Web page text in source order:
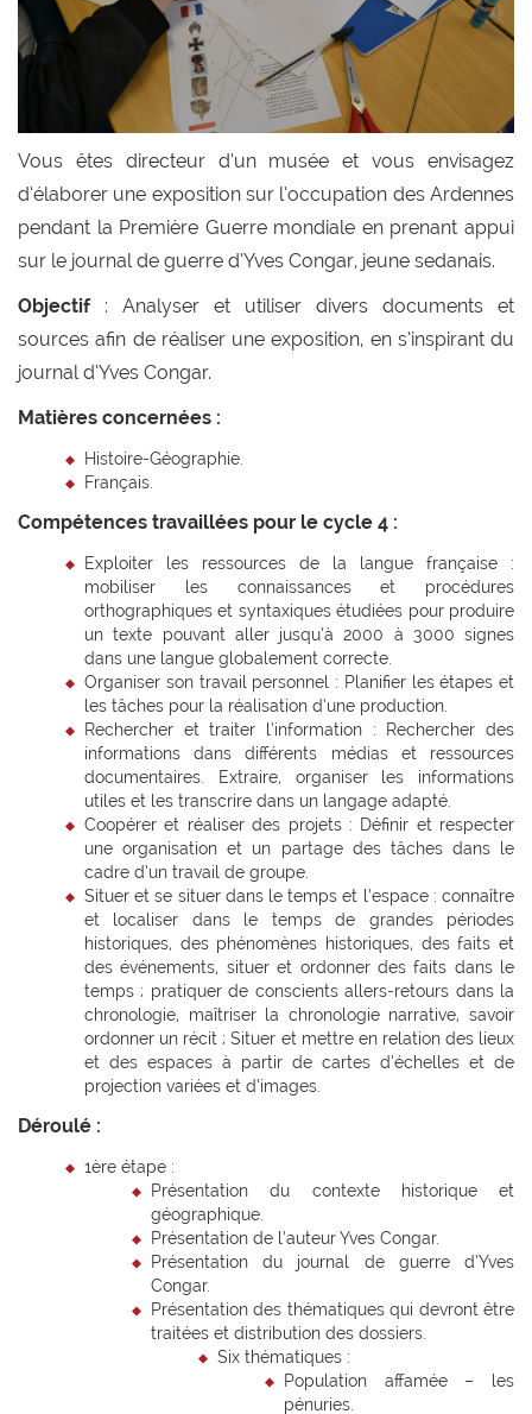
Vous êtes directeur d’un musée et vous envisagez
d’élaborer une exposition sur l’occupation des Ardennes
pendant la Première Guerre mondiale en prenant appui
sur le journal de guerre d’Yves Congar, jeune sedanais.
Objectif : Analyser et utiliser divers documents et
sources afin de réaliser une exposition, en s’inspirant du
journal d’Yves Congar.
Matières concernées :
Histoire-Géographie.
Français.
Compétences travaillées pour le cycle 4 :
Exploiter les ressources de la langue française :
mobiliser les connaissances et procédures
orthographiques et syntaxiques étudiées pour produire
un texte pouvant aller jusqu’à 2000 à 3000 signes
dans une langue globalement correcte.
Organiser son travail personnel : Planifier les étapes et
les tâches pour la réalisation d’une production.
Rechercher et traiter l’information : Rechercher des
informations dans différents médias et ressources
documentaires. Extraire, organiser les informations
utiles et les transcrire dans un langage adapté.
Coopérer et réaliser des projets : Définir et respecter
une organisation et un partage des tâches dans le
cadre d’un travail de groupe.
Situer et se situer dans le temps et l’espace : connaître
et localiser dans le temps de grandes périodes
historiques, des phénomènes historiques, des faits et
des événements, situer et ordonner des faits dans le
temps ; pratiquer de conscients allers-retours dans la
chronologie, maîtriser la chronologie narrative, savoir
ordonner un récit ; Situer et mettre en relation des lieux
et des espaces à partir de cartes d’échelles et de
projection variées et d’images.
Déroulé :
1ère étape :
Présentation du contexte historique et
géographique.
Présentation de l’auteur Yves Congar.
Présentation du journal de guerre d’Yves
Congar.
Présentation des thématiques qui devront être
traitées et distribution des dossiers.
Six thématiques :
Population affamée – les
pénuries.